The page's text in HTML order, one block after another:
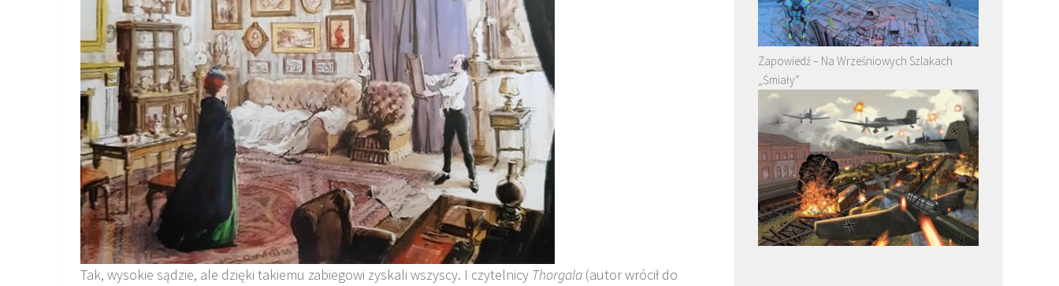
Tak, wysokie sądzie, ale dzięki takiemu zabiegowi zyskali wszyscy. I czytelnicy Thorgala (autor wrócił do
Zapowiedź – Na Wrześniowych Szlakach
„Śmiały”